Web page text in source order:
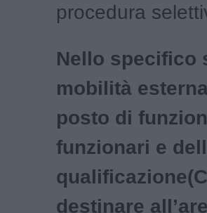
procedura
Nello specifico
mobilità
posto di
funzionari e
destinare